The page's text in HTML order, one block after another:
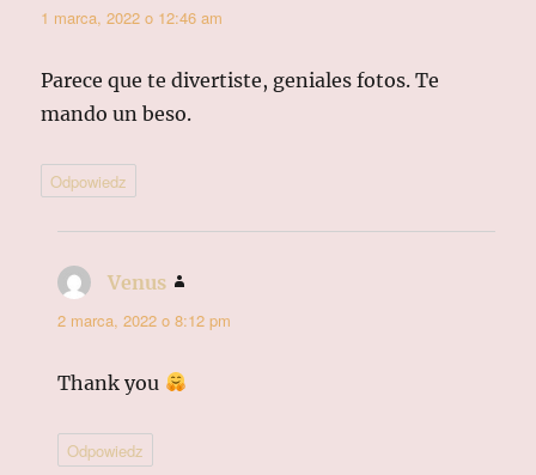
1 marca, 2022 o 12:46 am
Parece que te divertiste, geniales fotos. Te
mando un beso.
Odpowiedz
Venus
2 marca, 2022 o 8:12 pm
Thank you
Odpowiedz